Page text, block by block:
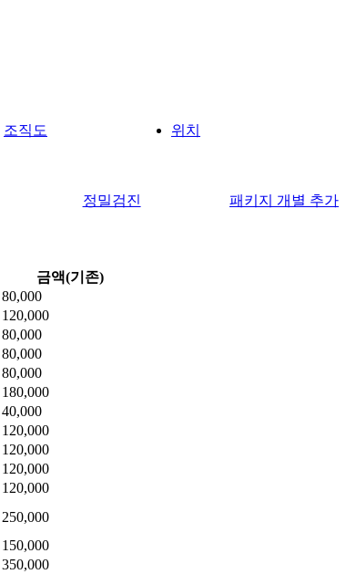
조직도 위치
정밀검진 패키지 개별 추가
80,000
120,000
80,000
80,000
80,000
180,000
40,000
120,000
120,000
120,000
120,000
250,000
150,000
350,000
금액(기존)